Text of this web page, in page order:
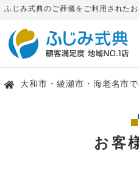
ふじみ式典のご葬儀をご利用された
大和市・綾瀬市・海老名市
お客